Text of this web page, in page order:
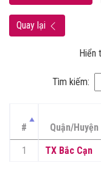
Quay lại
Hiển
Tìm kiếm:
# Quận/Huyện
1
TX Bắc Cạn